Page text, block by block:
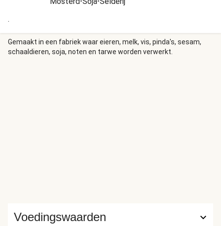
.
Gemaakt in een fabriek waar eieren, melk, vis, pinda's, sesam,
schaaldieren, soja, noten en tarwe worden verwerkt.
Voedingswaarden